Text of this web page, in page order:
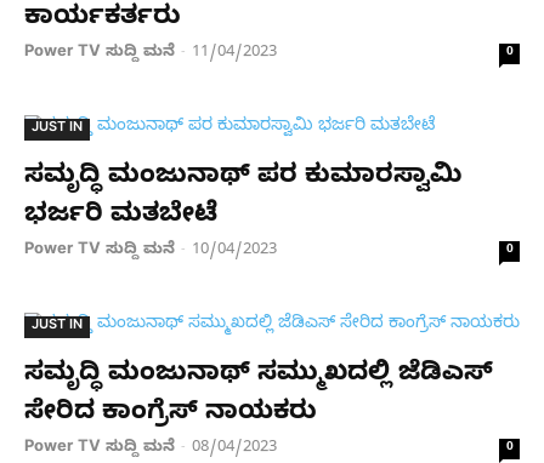
ಕಾರ್ಯಕರ್ತರು
Power TV ಸುದ್ದಿ ಮನೆ - 11/04/2023 0
JUST IN
ಸಮೃದ್ಧಿ ಮಂಜುನಾಥ್ ಪರ ಕುಮಾರಸ್ವಾಮಿ
ಭರ್ಜರಿ ಮತಬೇಟೆ
Power TV ಸುದ್ದಿ ಮನೆ - 10/04/2023 0
JUST IN
ಸಮೃದ್ಧಿ ಮಂಜುನಾಥ್ ಸಮ್ಮುಖದಲ್ಲಿ ಜೆಡಿಎಸ್
ಸೇರಿದ ಕಾಂಗ್ರೆಸ್ ನಾಯಕರು
Power TV ಸುದ್ದಿ ಮನೆ - 08/04/2023 0